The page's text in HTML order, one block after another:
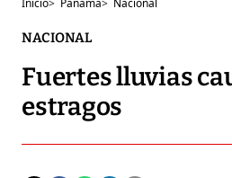
Inicio> Panamá> Nacional
NACIONAL
Fuertes lluvias
estragos